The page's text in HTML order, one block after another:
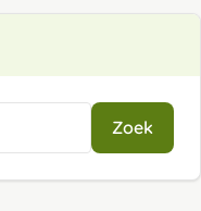
Zoek